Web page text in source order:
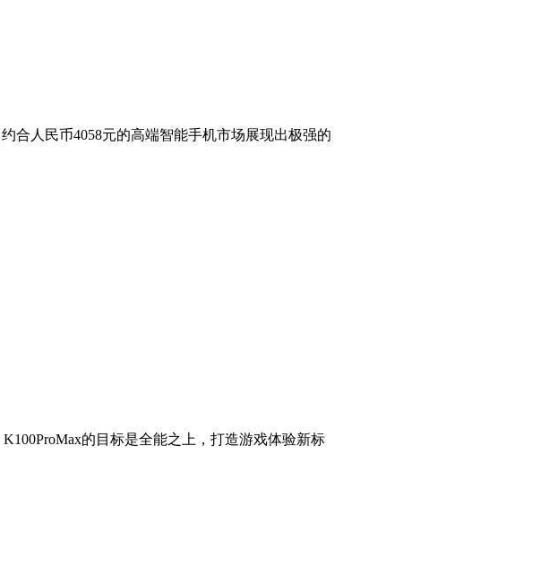
合人民币4058元的高端智能手机市场展现出极强的
的目标是全能之上，打造游戏体验新标